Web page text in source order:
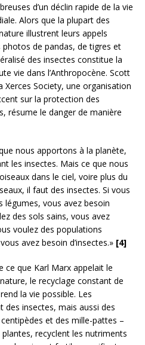
d’un déclin rapide de la vie
Alors que la plupart des
illustrent leurs appels
de pandas, de tigres et
des insectes constitue la
vie dans l’Anthropocène. Scott
Xerces Society, une organisation
sur la protection des
résume le danger de manière
nous apportons à la planète,
les insectes. Mais ce que nous
dans le ciel, voire plus du
il faut des insectes. Si vous
légumes, vous avez besoin
des sols sains, vous avez
voulez des populations
avez besoin d’insectes.» [4]
que Karl Marx appelait le
le recyclage constant de
la vie possible. Les
insectes, mais aussi des
et des mille-pattes –
recyclent les nutriments